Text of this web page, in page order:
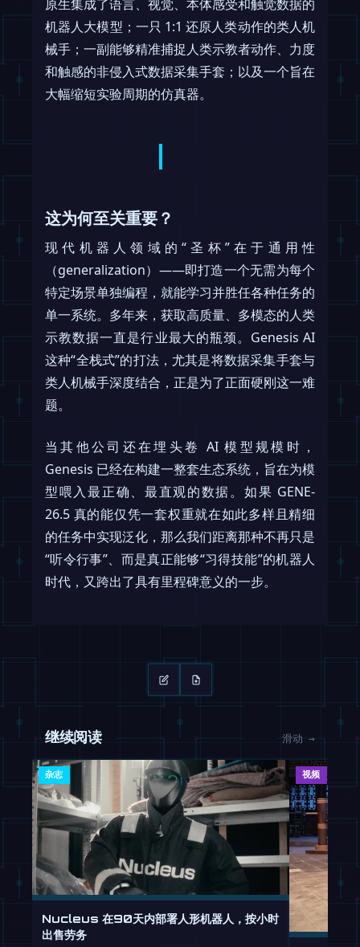
原生集成了语言、视觉、本体感受和触觉数据的
机器人大模型；一只 1:1 还原人类动作的类人机
械手；一副能够精准捕捉人类示教者动作、力度
和触感的非侵入式数据采集手套；以及一个旨在
大幅缩短实验周期的仿真器。
这为何至关重要？
现代机器人领域的“圣杯”在于通用性
（generalization）——即打造一个无需为每个
特定场景单独编程，就能学习并胜任各种任务的
单一系统。多年来，获取高质量、多模态的人类
示教数据一直是行业最大的瓶颈。Genesis AI
这种“全栈式”的打法，尤其是将数据采集手套与
类人机械手深度结合，正是为了正面硬刚这一难
题。
当其他公司还在埋头卷 AI 模型规模时，
Genesis 已经在构建一整套生态系统，旨在为模
型喂入最正确、最直观的数据。如果 GENE-
26.5 真的能仅凭一套权重就在如此多样且精细
的任务中实现泛化，那么我们距离那种不再只是
“听令行事”、而是真正能够“习得技能”的机器人
时代，又跨出了具有里程碑意义的一步。
继续阅读 滑动 →
杂志
Nucleus 在90天内部署人形机器人，按小时
出售劳务
视频